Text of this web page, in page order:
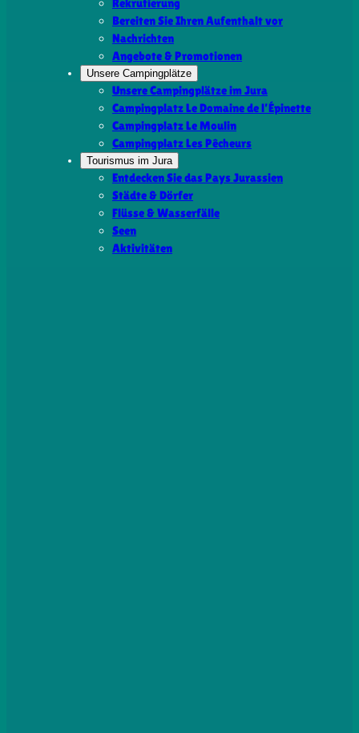
Rekrutierung
Bereiten Sie Ihren Aufenthalt vor
Nachrichten
Angebote & Promotionen
Unsere Campingplätze
Unsere Campingplätze im Jura
Campingplatz Le Domaine de l’Épinette
Campingplatz Le Moulin
Campingplatz Les Pêcheurs
Tourismus im Jura
Entdecken Sie das Pays Jurassien
Städte & Dörfer
Flüsse & Wasserfälle
Seen
Aktivitäten